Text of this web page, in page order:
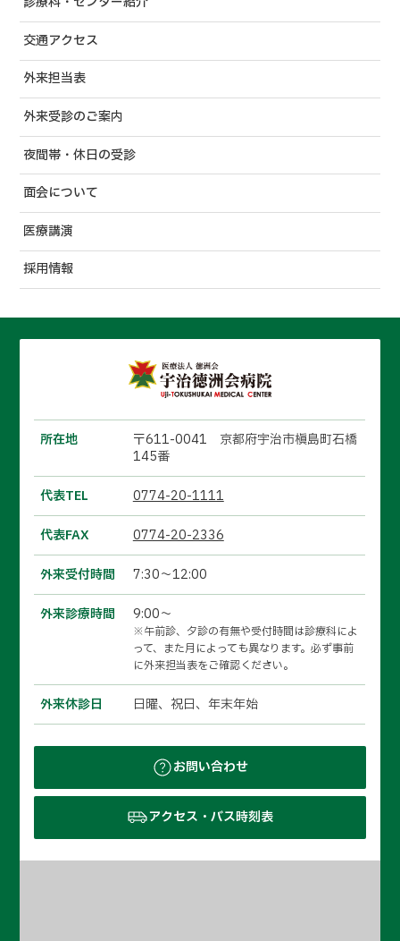
交通アクセス
外来担当表
外来受診のご案内
夜間帯・休日の受診
面会について
医療講演
採用情報
所在地
〒611-0041 京都府宇治市槇島町石橋
145番
代表TEL 0774-20-1111
代表FAX 0774-20-2336
外来受付時間 7:30～12:00
外来診療時間 9:00～
※午前診、夕診の有無や受付時間は診療科によ
って、また月によっても異なります。必ず事前
に外来担当表をご確認ください。
外来休診日 日曜、祝日、年末年始
お問い合わせ
アクセス・バス時刻表